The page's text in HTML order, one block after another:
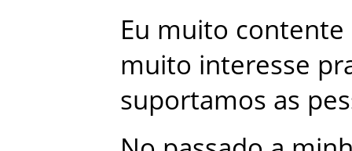
Eu muito contente
muito interesse
suportamos as